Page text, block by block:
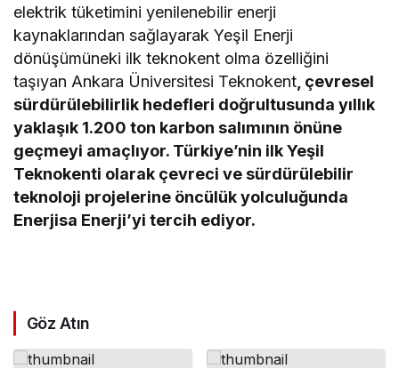
elektrik tüketimini yenilenebilir enerji
kaynaklarından sağlayarak Yeşil Enerji
dönüşümüneki ilk teknokent olma özelliğini
taşıyan Ankara Üniversitesi Teknokent , çevresel
sürdürülebilirlik hedefleri doğrultusunda yıllık
yaklaşık 1.200 ton karbon salımının önüne
geçmeyi amaçlıyor. Türkiye’nin ilk Yeşil
Teknokenti olarak çevreci ve sürdürülebilir
teknoloji projelerine öncülük yolculuğunda
Enerjisa Enerji’yi tercih ediyor.
Göz Atın